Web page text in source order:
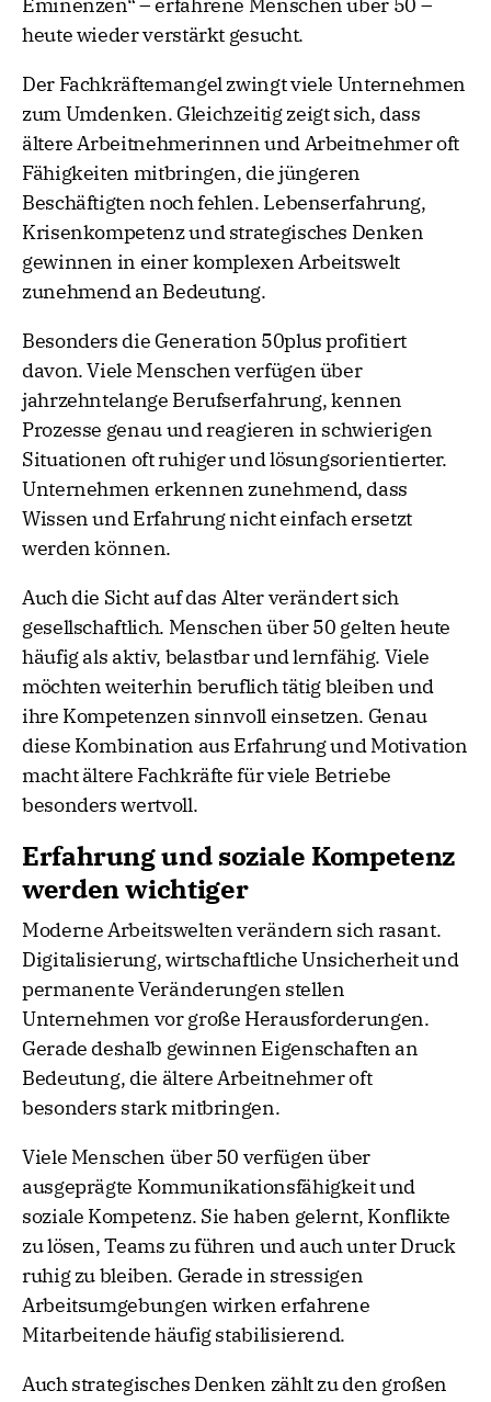
Eminenzen“ – erfahrene Menschen über 50 –
heute wieder verstärkt gesucht.
Der Fachkräftemangel zwingt viele Unternehmen
zum Umdenken. Gleichzeitig zeigt sich, dass
ältere Arbeitnehmerinnen und Arbeitnehmer oft
Fähigkeiten mitbringen, die jüngeren
Beschäftigten noch fehlen. Lebenserfahrung,
Krisenkompetenz und strategisches Denken
gewinnen in einer komplexen Arbeitswelt
zunehmend an Bedeutung.
Besonders die Generation 50plus profitiert
davon. Viele Menschen verfügen über
jahrzehntelange Berufserfahrung, kennen
Prozesse genau und reagieren in schwierigen
Situationen oft ruhiger und lösungsorientierter.
Unternehmen erkennen zunehmend, dass
Wissen und Erfahrung nicht einfach ersetzt
werden können.
Auch die Sicht auf das Alter verändert sich
gesellschaftlich. Menschen über 50 gelten heute
häufig als aktiv, belastbar und lernfähig. Viele
möchten weiterhin beruflich tätig bleiben und
ihre Kompetenzen sinnvoll einsetzen. Genau
diese Kombination aus Erfahrung und Motivation
macht ältere Fachkräfte für viele Betriebe
besonders wertvoll.
Erfahrung und soziale Kompetenz
werden wichtiger
Moderne Arbeitswelten verändern sich rasant.
Digitalisierung, wirtschaftliche Unsicherheit und
permanente Veränderungen stellen
Unternehmen vor große Herausforderungen.
Gerade deshalb gewinnen Eigenschaften an
Bedeutung, die ältere Arbeitnehmer oft
besonders stark mitbringen.
Viele Menschen über 50 verfügen über
ausgeprägte Kommunikationsfähigkeit und
soziale Kompetenz. Sie haben gelernt, Konflikte
zu lösen, Teams zu führen und auch unter Druck
ruhig zu bleiben. Gerade in stressigen
Arbeitsumgebungen wirken erfahrene
Mitarbeitende häufig stabilisierend.
Auch strategisches Denken zählt zu den großen